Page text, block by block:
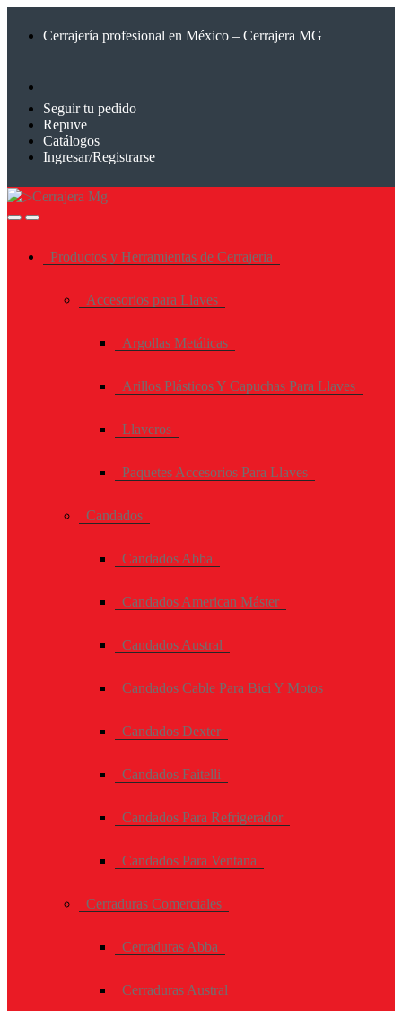
Cerrajería profesional en México – Cerrajera MG
Seguir tu pedido
Repuve
Catálogos
Ingresar/Registrarse
Productos y Herramientas de Cerrajeria
Accesorios para Llaves
Argollas Metálicas
Arillos Plásticos Y Capuchas Para Llaves
Llaveros
Paquetes Accesorios Para Llaves
Candados
Candados Abba
Candados American Máster
Candados Austral
Candados Cable Para Bici Y Motos
Candados Dexter
Candados Faitelli
Candados Para Refrigerador
Candados Para Ventana
Cerraduras Comerciales
Cerraduras Abba
Cerraduras Austral